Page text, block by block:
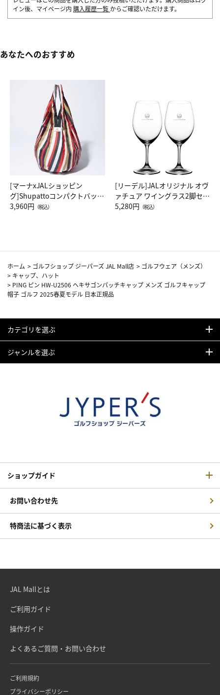
イン後、マイページ内 購入履歴一覧 からご確認いただけます。
あなたへのおすすめ
[マーナxJALショッピン
グ]Shupattoコンパクトバッグ
Drop JAL客室乗務員（LC）ス
3,960円 （税込）
[リーデル]JALオリジナル オヴ
ァチュア ワイングラス2脚セッ
ト（レッドワイン）
5,280円 （税込）
ホーム > ゴルフショップ ジーパーズ JAL Mall店 > ゴルフウェア（メンズ）
> キャップ、ハット
> PING ピン HW-U2506 ヘキサゴンパッチキャップ メンズ ゴルフキャップ
帽子 ゴルフ 2025春夏モデル 日本正規品
カテゴリを選ぶ
ジャンルを選ぶ
ショップガイド
お問い合わせ先
特商法に基づく表示
JAL Mallとは
ご利用ガイド
操作ガイド
よくあるご質問・お問い合わせ
ご利用規約
プライバシーポリシー